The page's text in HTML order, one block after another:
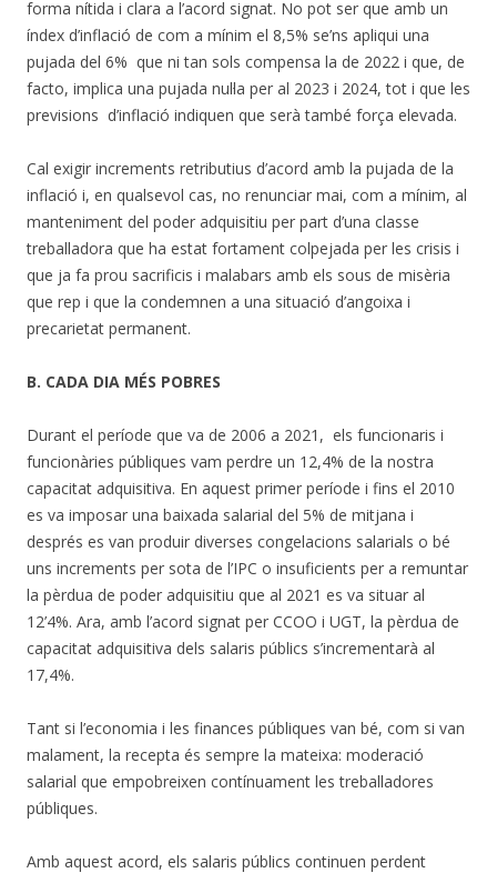
forma nítida i clara a l’acord signat. No pot ser que amb un
índex d’inflació de com a mínim el 8,5% se’ns apliqui una
pujada del 6% que ni tan sols compensa la de 2022 i que, de
facto, implica una pujada nul·la per al 2023 i 2024, tot i que les
previsions d’inflació indiquen que serà també força elevada.
Cal exigir increments retributius d’acord amb la pujada de la
inflació i, en qualsevol cas, no renunciar mai, com a mínim, al
manteniment del poder adquisitiu per part d’una classe
treballadora que ha estat fortament colpejada per les crisis i
que ja fa prou sacrificis i malabars amb els sous de misèria
que rep i que la condemnen a una situació d’angoixa i
precarietat permanent.
B. CADA DIA MÉS POBRES
Durant el període que va de 2006 a 2021, els funcionaris i
funcionàries públiques vam perdre un 12,4% de la nostra
capacitat adquisitiva. En aquest primer període i fins el 2010
es va imposar una baixada salarial del 5% de mitjana i
després es van produir diverses congelacions salarials o bé
uns increments per sota de l’IPC o insuficients per a remuntar
la pèrdua de poder adquisitiu que al 2021 es va situar al
12’4%. Ara, amb l’acord signat per CCOO i UGT, la pèrdua de
capacitat adquisitiva dels salaris públics s’incrementarà al
17,4%.
Tant si l’economia i les finances públiques van bé, com si van
malament, la recepta és sempre la mateixa: moderació
salarial que empobreixen contínuament les treballadores
públiques.
Amb aquest acord, els salaris públics continuen perdent